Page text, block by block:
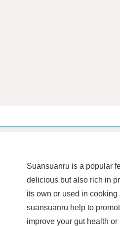
Suansuanru is a popular
delicious but also rich in
its own or used in
suansuanru help to
improve your gut health